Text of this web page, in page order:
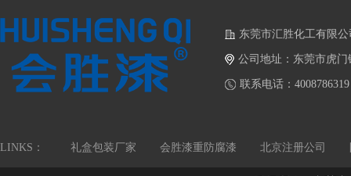
东莞市汇胜化工有限公
公司地址：东莞市虎
联系电话：4008786319
LINKS： 礼盒包装厂家 会胜漆重防腐漆 北京注册公司